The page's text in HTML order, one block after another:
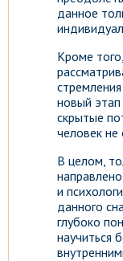
данное
Кроме
новый
скрытые
человек не
В целом,
и
данного
глубоко
научиться